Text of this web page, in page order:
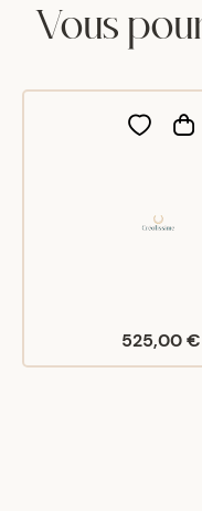
Vous
525,00 €